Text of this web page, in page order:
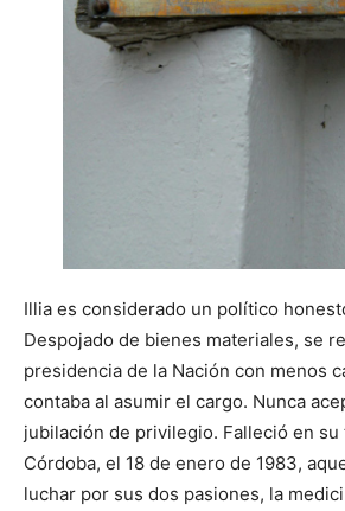
Illia es considerado un político
Despojado de bienes materiales, se
presidencia de la Nación con menos
contaba al asumir el cargo. Nunca
jubilación de privilegio. Falleció en su
Córdoba, el 18 de enero de 1983,
luchar por sus dos pasiones, la